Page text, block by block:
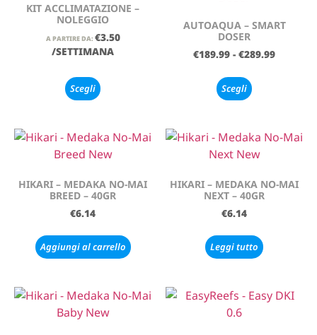
KIT ACCLIMATAZIONE –
NOLEGGIO
A PARTIRE DA: €3.50
/SETTIMANA
Scegli
AUTOAQUA – SMART
DOSER
€189.99 - €289.99
Scegli
HIKARI – MEDAKA NO-MAI
BREED – 40GR
€6.14
Aggiungi al carrello
HIKARI – MEDAKA NO-MAI
NEXT – 40GR
€6.14
Leggi tutto